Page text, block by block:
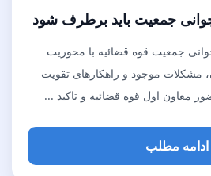
جمعیت باید برطرف شود
جمعیت قوه قضائیه با محوریت
مشکلات موجود و راهکار‌های تقویت
معاون اول قوه قضائیه و تاکید ...
ادامه مطلب